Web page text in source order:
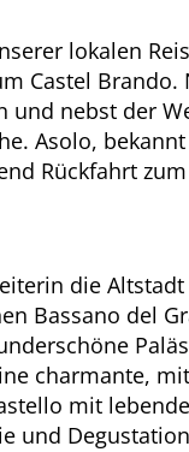
lokalen
Castel
und nebst der
Asolo,
Rückfahrt
die
Bassano del
charmante,
mit
und